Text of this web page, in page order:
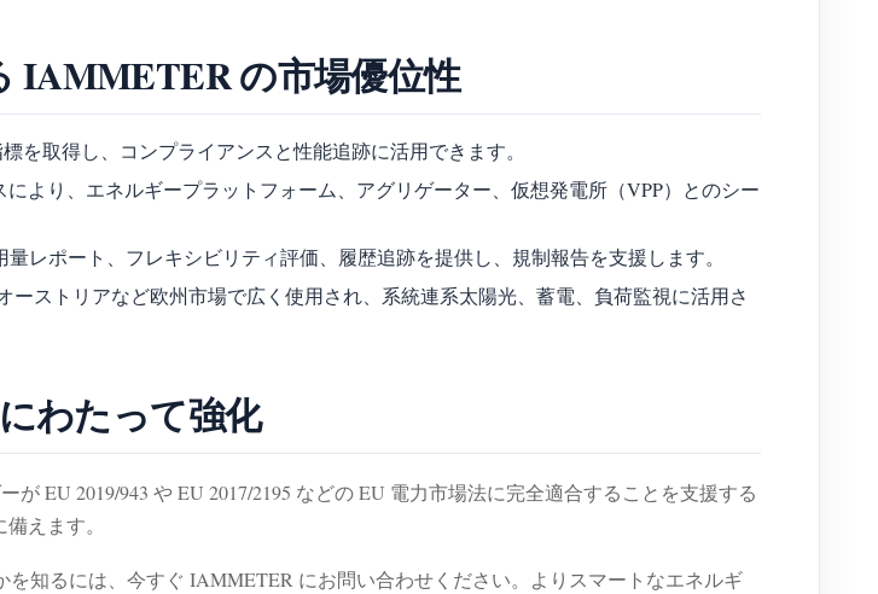
IAMMETER の市場優位性
を取得し、コンプライアンスと性能追跡に活用できます。
より、エネルギープラットフォーム、アグリゲーター、仮想発電所（VPP）とのシー
レポート、フレキシビリティ評価、履歴追跡を提供し、規制報告を支援します。
ーストリアなど欧州市場で広く使用され、系統連系太陽光、蓄電、負荷監視に活用さ
わたって強化
EU 2019/943 や EU 2017/2195 などの EU 電力市場法に完全適合することを支援する
えます。
知るには、今すぐ IAMMETER にお問い合わせください。よりスマートなエネルギ